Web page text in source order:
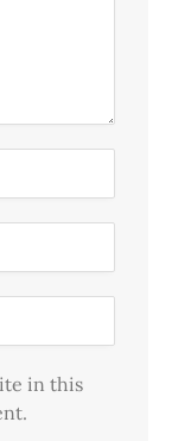
in this